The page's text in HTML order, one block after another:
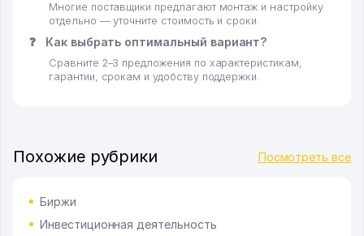
Многие поставщики предлагают монтаж и настройку
отдельно — уточните стоимость и сроки.
❓ Как выбрать оптимальный вариант?
Сравните 2–3 предложения по характеристикам,
гарантии, срокам и удобству поддержки.
Похожие рубрики Посмотреть все
Биржи
Инвестиционная деятельность